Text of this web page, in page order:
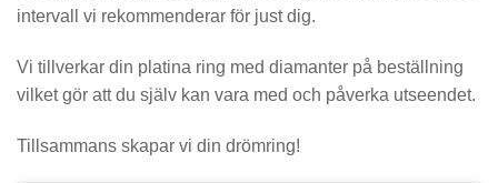
intervall vi rekommenderar för just dig.
Vi tillverkar din platina ring med diamanter på beställning
vilket gör att du själv kan vara med och påverka utseendet.
Tillsammans skapar vi din drömring!